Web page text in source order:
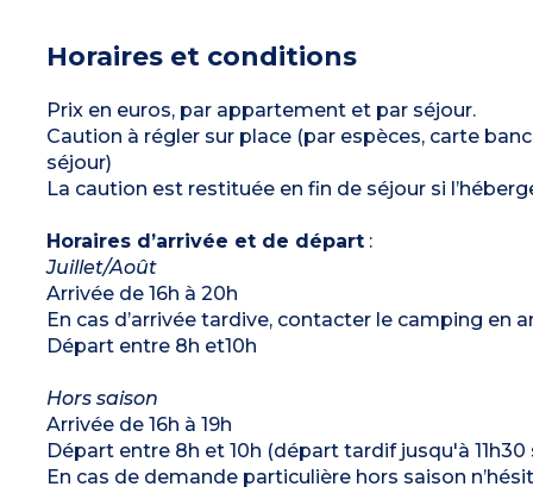
1 chambre avec deux lits superposés (80 cm)
1 salle d’eau avec douche, lavabo et WC
transats
Capacité max. 6 personnes
Horaires et conditions
Prix en euros, par appartement et par séjour.
Caution à régler sur place (par espèces, carte
séjour)
La caution est restituée en fin de séjour si
Horaires d’arrivée et de départ:
Juillet/Août
Arrivée de 16h à 20h
En cas d’arrivée tardive, contacter le camping
Départ entre 8h et10h
Hors saison
Arrivée de 16h à 19h
Départ entre 8h et 10h (départ tardif jusqu'à
En cas de demande particulière hors saison